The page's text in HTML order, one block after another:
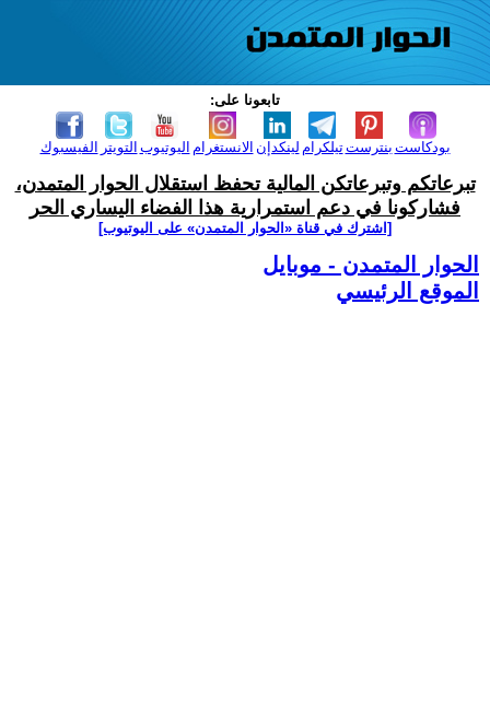
تابعونا على:
الفيسبوك التويتر اليوتيوب الانستغرام لينكدإن تيلكرامبنترست بودكاست
تبرعاتكم وتبرعاتكن المالية تحفظ استقلال الحوار المتمدن،
فشاركونا في دعم استمرارية هذا الفضاء اليساري الحر
[اشترك في قناة ‫«الحوار المتمدن» على اليوتيوب]
الحوار المتمدن - موبايل
الموقع الرئيسي